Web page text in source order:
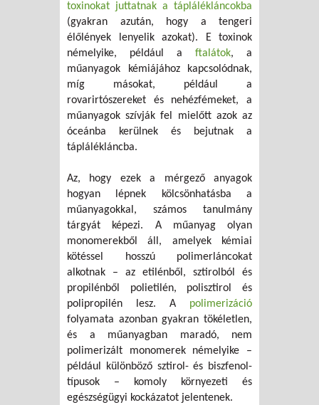
toxinokat juttatnak a táplálékláncokba
(gyakran azután, hogy a tengeri
élőlények lenyelik azokat). E toxinok
némelyike, például a ftalátok, a
műanyagok kémiájához kapcsolódnak,
míg másokat, például a
rovarirtószereket és nehézfémeket, a
műanyagok szívják fel mielőtt azok az
óceánba kerülnek és bejutnak a
táplálékláncba.
Az, hogy ezek a mérgező anyagok
hogyan lépnek kölcsönhatásba a
műanyagokkal, számos tanulmány
tárgyát képezi. A műanyag olyan
monomerekből áll, amelyek kémiai
kötéssel hosszú polimerláncokat
alkotnak – az etilénből, sztirolból és
propilénből polietilén, polisztirol és
polipropilén lesz. A polimerizáció
folyamata azonban gyakran tökéletlen,
és a műanyagban maradó, nem
polimerizált monomerek némelyike –
például különböző sztirol- és biszfenol-
típusok – komoly környezeti és
egészségügyi kockázatot jelentenek.